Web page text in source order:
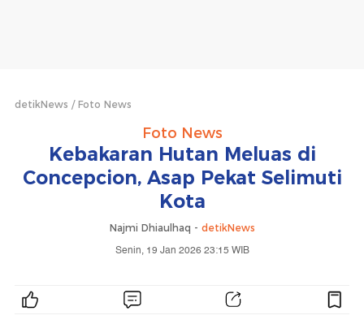
detikNews Foto News
Foto News
Kebakaran Hutan Meluas di
Concepcion, Asap Pekat Selimuti
Kota
Najmi Dhiaulhaq - detikNews
Senin, 19 Jan 2026 23:15 WIB